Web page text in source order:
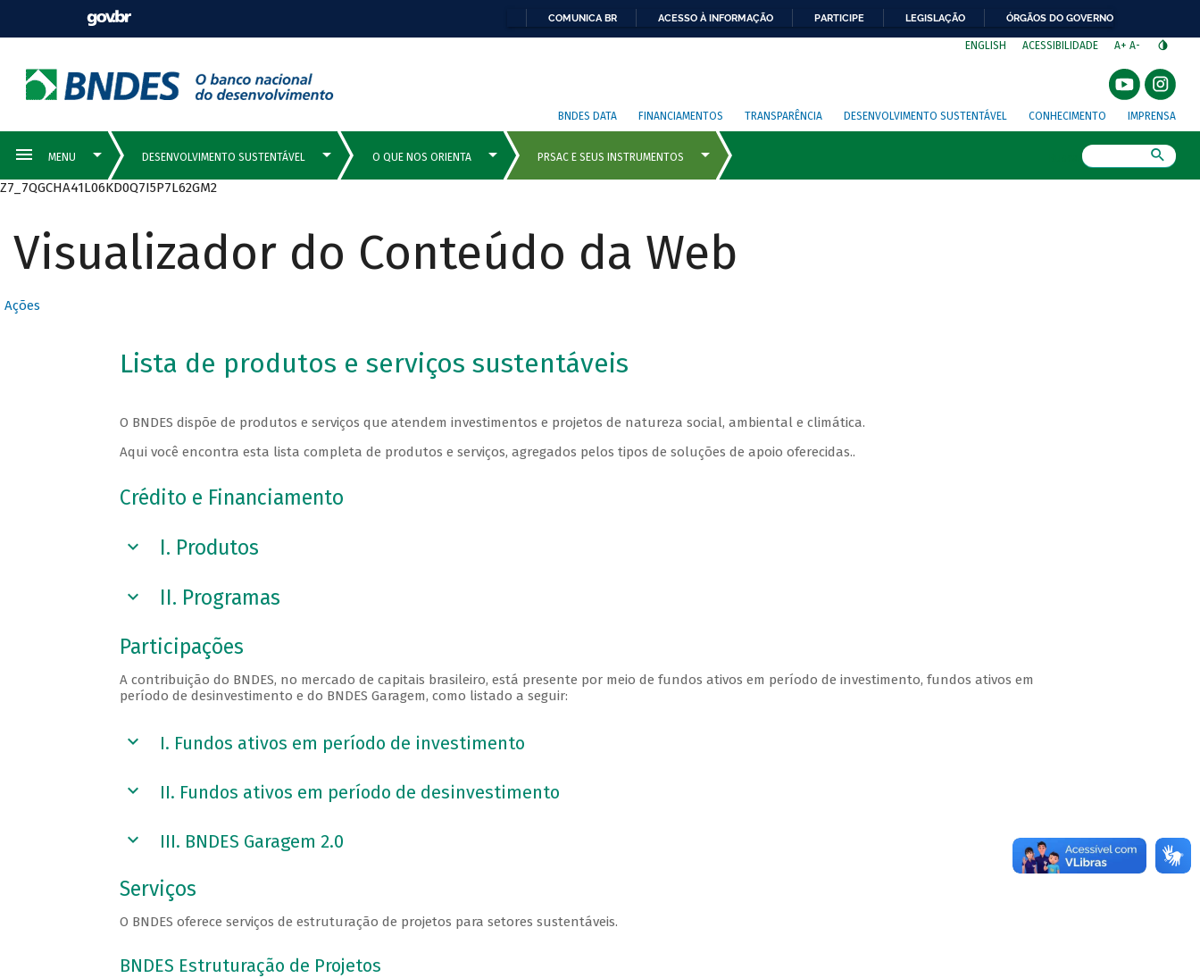
COMUNICA BR ACESSO À INFORMAÇÃO PARTICIPE LEGISLAÇÃO ÓRGÃOS DO GOVERNO
ENGLISH ACESSIBILIDADE A+ A-
BNDES DATA FINANCIAMENTOS TRANSPARÊNCIA DESENVOLVIMENTO SUSTENTÁVEL CONHECIMENTO IMPRENSA
Z7_7QGCHA41L06KD0Q7I5P7L62GM2
Visualizador do Conteúdo da Web
Ações
Lista de produtos e serviços sustentáveis
O BNDES dispõe de produtos e serviços que atendem investimentos e projetos de natureza social, ambiental e climática.
Aqui você encontra esta lista completa de produtos e serviços, agregados pelos tipos de soluções de apoio oferecidas..
Crédito e Financiamento
I. Produtos
II. Programas
Participações
A contribuição do BNDES, no mercado de capitais brasileiro, está presente por meio de fundos ativos em período de investimento, fundos ativos em
período de desinvestimento e do BNDES Garagem, como listado a seguir:
I. Fundos ativos em período de investimento
II. Fundos ativos em período de desinvestimento
III. BNDES Garagem 2.0
Serviços
O BNDES oferece serviços de estruturação de projetos para setores sustentáveis.
BNDES Estruturação de Projetos